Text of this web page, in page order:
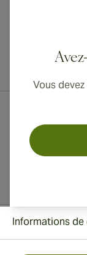
Vous
Livraison
Informations